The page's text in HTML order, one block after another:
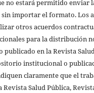
no estará permitido enviar
importar el formato. Los
otros acuerdos
para la distribución
en la Revista
institucional o
claramente que el
Salud Pública,